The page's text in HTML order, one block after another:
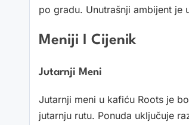
po gradu. Unutrašnji ambijent je
Meniji I Cijenik
Jutarnji Meni
Jutarnji meni u kafiću Roots je
jutarnju rutu. Ponuda uključuje